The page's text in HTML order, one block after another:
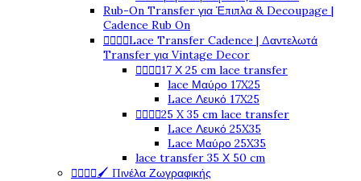
Rub-On Transfer για Έπιπλα & Decoupage |
Cadence Rub On
Lace Transfer Cadence | Δαντελωτά
Transfer για Vintage Decor
17 Χ 25 cm lace transfer
lace Μαύρο 17X25
Lace Λευκό 17X25
25 X 35 cm lace transfer
Lace Λευκό 25X35
Lace Μαύρο 25X35
lace transfer 35 Χ 50 cm
🖌️ Πινέλα Ζωγραφικής